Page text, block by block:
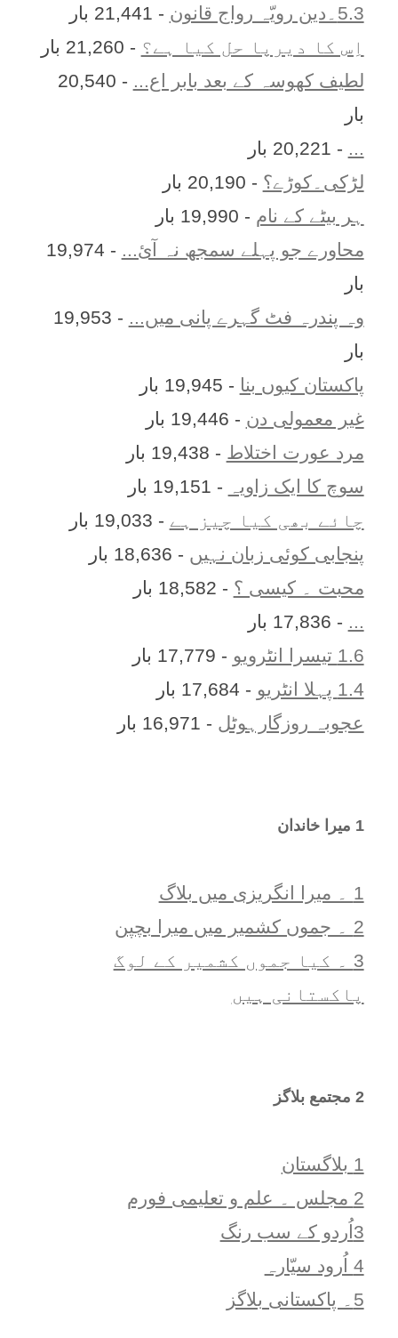
5.3۔دین رویّہ رواج قانون
- 21,441 بار
اِس کا ديرپا حل کيا ہے؟ - 21,260 بار
لطیف کھوسہ کے بعد بابر اع...
- 20,540
بار
... - 20,221 بار
لڑکی۔کوڑے؟ - 20,190 بار
ہر بيٹے کے نام - 19,990 بار
محاورے جو پہلے سمجھ نہ آئ...
- 19,974
بار
وہ پندرہ فٹ گہرے پانی میں...
- 19,953
بار
پاکستان کیوں بنا - 19,945 بار
غیر معمولی دن - 19,446 بار
مرد عورت اختلاط - 19,438 بار
سوچ کا ایک زاویہ
- 19,151 بار
چائے بھی کیا چیز ہے - 19,033 بار
پنجابی کوئی زبان نہیں - 18,636 بار
محبت ۔ کیسی ؟ - 18,582 بار
... - 17,836 بار
1.6 تیسرا انٹرویو
- 17,779 بار
1.4 پہلا انٹریو
- 17,684 بار
عجوبہ روزگارہوٹل - 16,971 بار
1 ميرا خاندان
1 ۔ ميرا انگريزی ميں بلاگ
2 ۔ جموں کشمیر میں میرا بچپن
3 ۔ کیا جموں کشمیر کے لوگ
پاکستانی ہیں
2 مجتمع بلاگز
1 بلاگستان
2 مجلس ۔ علم و تعلیمی فورم
3اُردو کے سب رنگ
4 اُرود سیّارہ
5۔ پاکستانی بلاگز